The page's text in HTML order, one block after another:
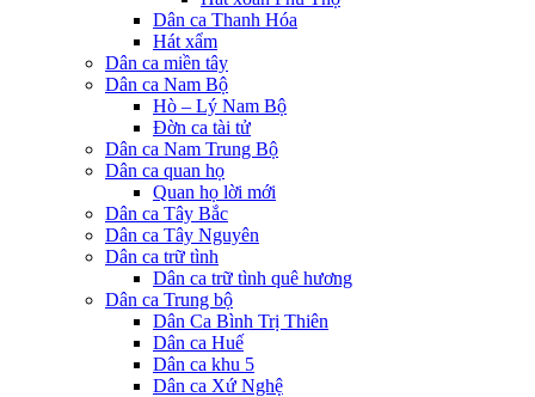
Dân ca Thanh Hóa
Hát xẩm
Dân ca miền tây
Dân ca Nam Bộ
Hò – Lý Nam Bộ
Đờn ca tài tử
Dân ca Nam Trung Bộ
Dân ca quan họ
Quan họ lời mới
Dân ca Tây Bắc
Dân ca Tây Nguyên
Dân ca trữ tình
Dân ca trữ tình quê hương
Dân ca Trung bộ
Dân Ca Bình Trị Thiên
Dân ca Huế
Dân ca khu 5
Dân ca Xứ Nghệ